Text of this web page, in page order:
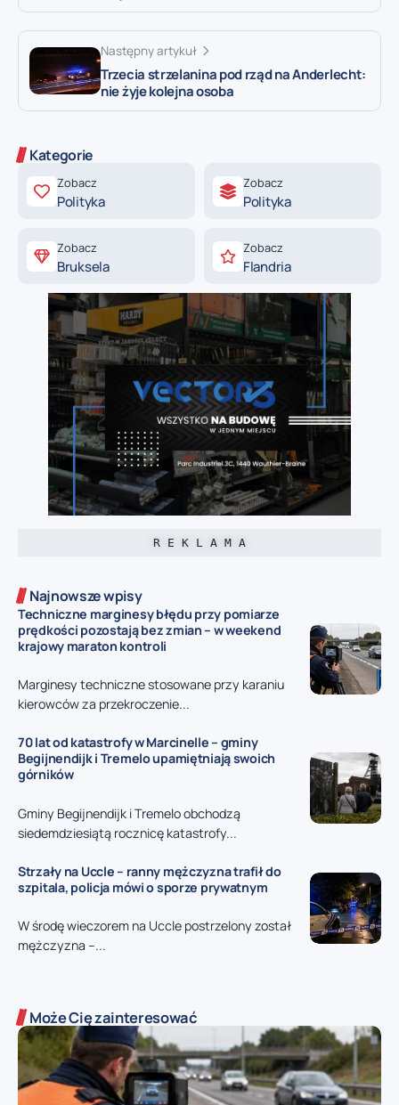
Następny artykuł
Trzecia strzelanina pod rząd na Anderlecht:
nie żyje kolejna osoba
Kategorie
Zobacz
Polityka
Zobacz
Polityka
Zobacz
Bruksela
Zobacz
Flandria
R E K L A M A
Najnowsze wpisy
Techniczne marginesy błędu przy pomiarze
prędkości pozostają bez zmian – w weekend
krajowy maraton kontroli
Marginesy techniczne stosowane przy karaniu
kierowców za przekroczenie...
70 lat od katastrofy w Marcinelle – gminy
Begijnendijk i Tremelo upamiętniają swoich
górników
Gminy Begijnendijk i Tremelo obchodzą
siedemdziesiątą rocznicę katastrofy...
Strzały na Uccle – ranny mężczyzna trafił do
szpitala, policja mówi o sporze prywatnym
W środę wieczorem na Uccle postrzelony został
mężczyzna –...
Może Cię zainteresować